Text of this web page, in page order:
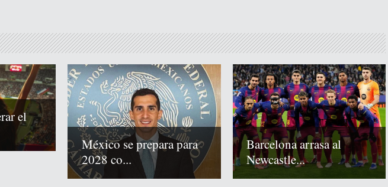
el
México se prepara para
2028 co...
Barcelona arrasa al
Newcastle...